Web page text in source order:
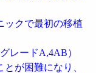
ックで最初の移植
レードA,4AB）
が困難になり、